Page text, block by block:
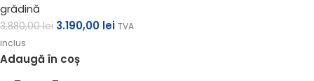
grădină
3.880,00lei 3.190,00 lei TVA
inclus
Adaugă în coș